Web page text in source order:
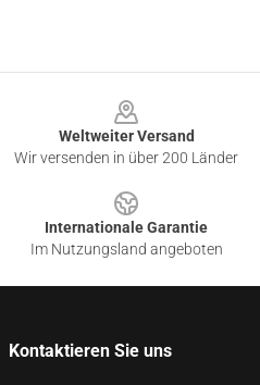
Weltweiter Versand
Wir versenden in über 200 Länder
Internationale Garantie
Im Nutzungsland angeboten
Kontaktieren Sie uns